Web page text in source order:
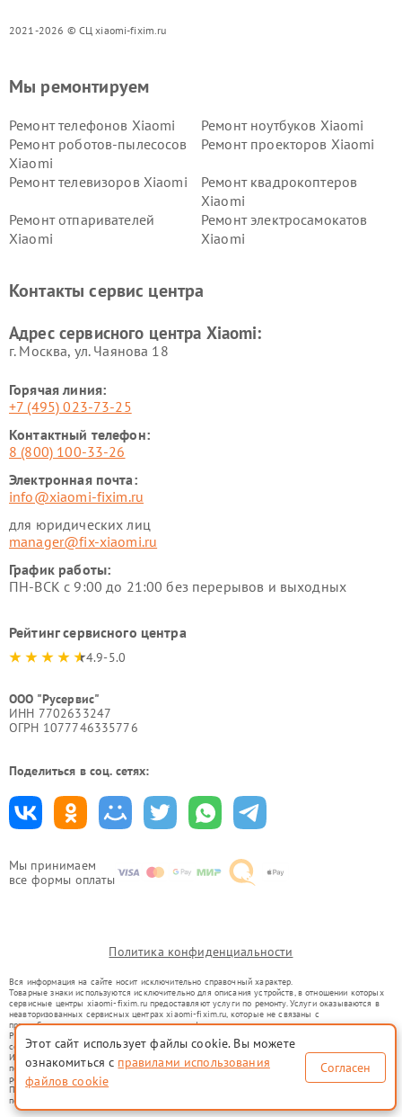
2021-2026 © СЦ xiaomi-fixim.ru
Мы принимаем
все формы оплаты
Мы ремонтируем
Ремонт телефонов Xiaomi
Ремонт ноутбуков Xiaomi
Ремонт роботов-пылесосов
Xiaomi
Ремонт проекторов Xiaomi
Ремонт телевизоров Xiaomi
Ремонт квадрокоптеров
Xiaomi
Ремонт отпаривателей
Xiaomi
Ремонт электросамокатов
Xiaomi
Ремонт стиральных машин
Ремонт смарт-часов Xiaomi
Контакты сервис центра
Адрес сервисного центра Xiaomi:
г. Москва, ул. Чаянова 18
Горячая линия:
+7 (495) 023-73-25
Контактный телефон:
8 (800) 100-33-26
Электронная почта:
info@xiaomi-fixim.ru
для юридических лиц
manager@fix-xiaomi.ru
График работы:
ПН-ВСК с 9:00 до 21:00 без перерывов и выходных
Рейтинг сервисного центра
4.9-5.0
ООО "Русервис"
ИНН 7702633247
ОГРН 1077746335776
Поделиться в соц. сетях:
Политика конфиденциальности
Вся информация на сайте носит исключительно справочный характер.
Товарные знаки используются исключительно для описания устройств, в отношении которых
сервисные центры xiaomi-fixim.ru предоставляют услуги по ремонту. Услуги оказываются в
неавторизованных сервисных центрах xiaomi-fixim.ru, которые не связаны с
правообладателями товарных знаков или их официальными представителями.
Ремонт осуществляется для устройств, уже введенных в гражданский оборот в соответствии
со статьей 1487 ГК РФ.
Использование товарных знаков не преследует цели индивидуализации услуг или введения
потребителей в заблуждение, а служит для информирования о предоставляемых услугах по
ремонту техники указанных брендов.
Представленная на сайте информация не является публичной офертой, определяемой
положениями Статьи 437(2) Гражданского кодекса РФ
Этот сайт использует файлы cookie. Вы можете
ознакомиться с правилами использования
файлов cookie
Согласен